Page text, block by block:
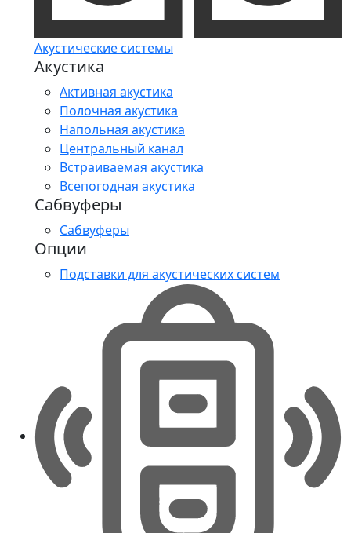
Акустические системы
Акустика
Активная акустика
Полочная акустика
Напольная акустика
Центральный канал
Встраиваемая акустика
Всепогодная акустика
Сабвуферы
Сабвуферы
Опции
Подставки для акустических систем